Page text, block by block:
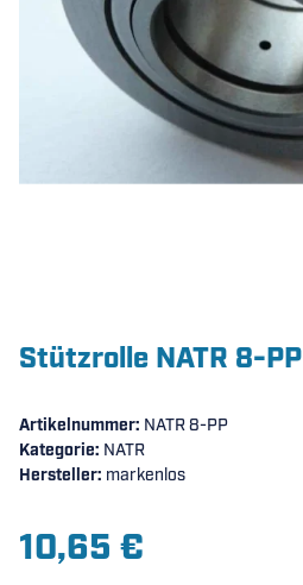
Stützrolle NATR 8-PP
Artikelnummer: NATR 8-PP
Kategorie: NATR
Hersteller: markenlos
10,65 €